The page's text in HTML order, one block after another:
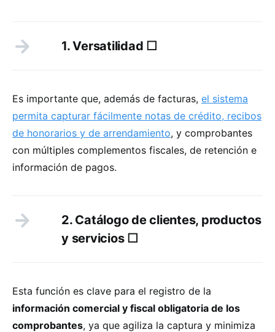
1. Versatilidad ☐
Es importante que, además de facturas, el sistema
permita capturar fácilmente notas de crédito, recibos
de honorarios y de arrendamiento, y comprobantes
con múltiples complementos fiscales, de retención e
información de pagos.
2. Catálogo de clientes, productos
y servicios ☐
Esta función es clave para el registro de la
información comercial y fiscal obligatoria de los
comprobantes, ya que agiliza la captura y minimiza